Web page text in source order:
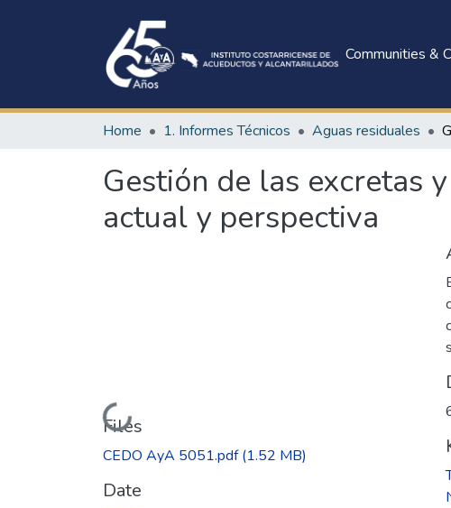
Communities &
Home 1. Informes Técnicos Aguas residuales
Gestión de las excretas
actual y perspectiva
Loading...
Files
CEDO AyA 5051.pdf(1.52 MB)
Date